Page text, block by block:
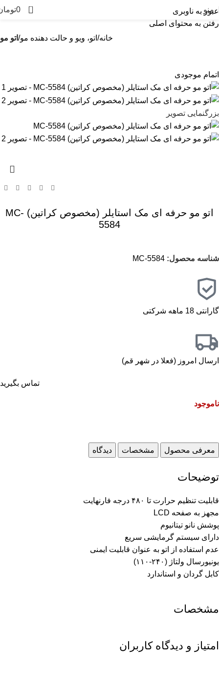
عبور به ناوبری
رفتن به محتوای اصلی
منو 0
0
خانه اتو، ویو و حالت دهنده مو اتو مو
اتمام موجودی
بزرگنمایی تصویر
اتو مو حرفه ای مک استایلر (مخصوص کراتین) MC-
5584
شناسه محصول: MC-5584
گارانتی 18 ماهه شرکتی
ارسال امروز (فعلا در شهر قم)
تماس بگیرید
ناموجود
معرفی محصول مشخصات دیدگاه
توضیحات
قابلیت تنظیم حرارت تا ۴۸۰ درجه فارنهایت
مجهز به صفحه LCD
پوشش نانو تیتانیوم
دارای سیستم گرمایشی سریع
عدم استفاده از اتو به عنوان قابلیت ایمنی
یونیورسال ولتاژ (۲۴۰-۱۱۰)
کابل گردان و استاندارد
مشخصات
امتیاز و دیدگاه کاربران